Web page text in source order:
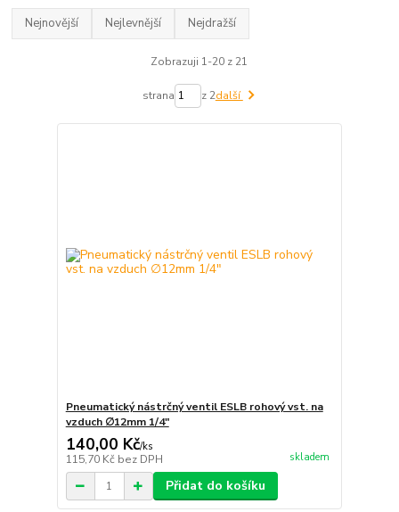
Nejnovější Nejlevnější Nejdražší
Zobrazuji 1-20 z 21
strana z 2další
Pneumatický nástrčný ventil ESLB rohový vst. na
vzduch ∅12mm 1/4"
140,00 Kč/ks
115,70 Kč bez DPH skladem
Přidat do košíku